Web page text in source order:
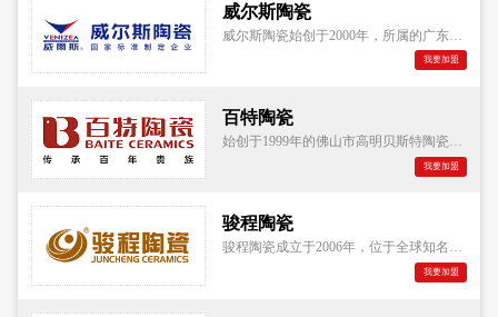
威尔斯陶瓷
威尔斯陶瓷始创于2000年，所属的广东宏威陶瓷实业有限公司是"国家标准制定企业"，是行业内享有盛誉的规模化、现代化的大型建筑陶瓷生产企业，被认定为"国家高新技术企业"。
我要加盟
百特陶瓷
始创于1999年的佛山市高明贝斯特陶瓷有限公司隶属顺成陶瓷企业，是目前国内知名的集科研、生产、销售与服务于一体的高科技、专业化的大型陶瓷企业，经过18年的锐意进取，已成功跻身行业一线品牌竞争阵营。
我要加盟
骏程陶瓷
骏程陶瓷成立于2006年，位于全球知名的陶瓷生产地—佛山，是顺成陶瓷集团旗下主力品牌。骏程陶瓷拥有大规模的行业先进的生产设备
我要加盟